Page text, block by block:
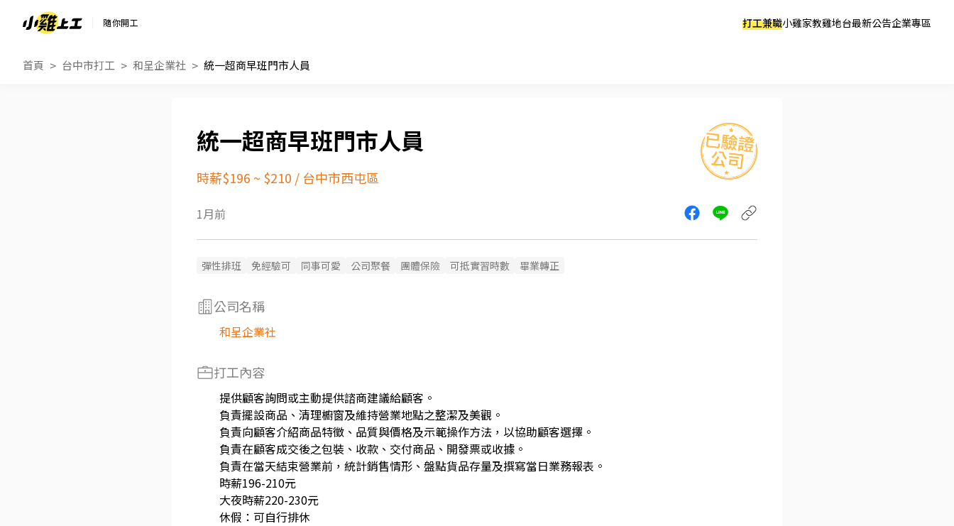
隨你開工 打工兼職小雞家教雞地台最新公告企業專區
首頁 台中市打工 和呈企業社 統一超商早班門市人員
統一超商早班門市人員
時薪$196 ~ $210 / 台中市西屯區
1月前
彈性排班 免經驗可 同事可愛 公司聚餐 團體保險 可抵實習時數 畢業轉正
公司名稱
和呈企業社
打工內容
提供顧客詢問或主動提供諮商建議給顧客。
負責擺設商品、清理櫥窗及維持營業地點之整潔及美觀。
負責向顧客介紹商品特徵、品質與價格及示範操作方法，以協助顧客選擇。
負責在顧客成交後之包裝、收款、交付商品、開發票或收據。
負責在當天結束營業前，統計銷售情形、盤點貨品存量及撰寫當日業務報表。
時薪196-210元
大夜時薪220-230元
休假：可自行排休